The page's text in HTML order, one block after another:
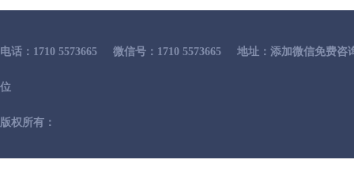
电话：1710 5573665 微信号：1710 5573665 地址：添加微信免费咨
位
版权所有：